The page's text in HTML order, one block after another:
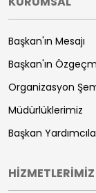
Başkan'ın Mesajı
Başkan'ın
Organizasyon
Müdürlüklerimiz
Başkan
HİZMETLERİMİZ